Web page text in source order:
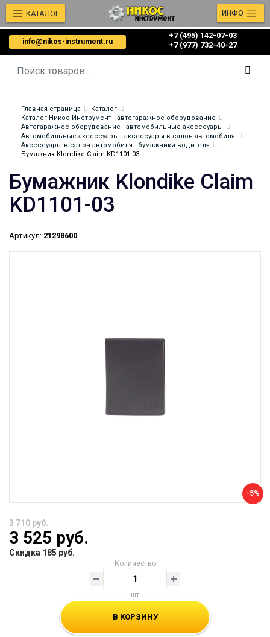
info@nikos-instrument.ru
+7 (495) 142-07-03
‎‎+7 (977) 732-40-27
КАТАЛОГ ИНФО
Главная страница
Каталог
Каталог Никос-Инструмент - автогаражное оборудование
Автогаражное оборудование - автомобильные аксессуары
Автомобильные аксессуары - аксессуары в салон автомобиля
Аксессуары в салон автомобиля - бумажники водителя
Бумажник Klondike Claim KD1101-03
Бумажник Klondike Claim
KD1101-03
Артикул: 21298600
-5%
3 710 руб.
3 525 руб.
Скидка 185 руб.
Количество
шт
В КОРЗИНУ